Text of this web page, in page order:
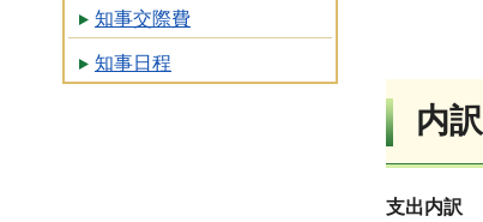
知事交際費
知事日程
内訳
支出内訳